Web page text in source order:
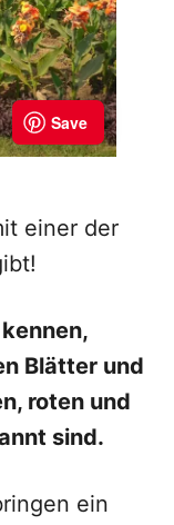
einer der
Blätter und
roten und
sind.
ein